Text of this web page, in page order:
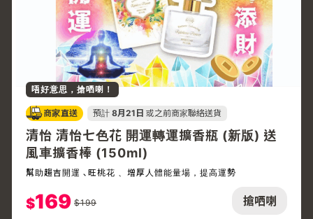
搶哂喇
唔好意思，搶哂喇！
商家直送 預計 8月21日 或之前商家聯絡送貨
清怡 清怡七色花 開運轉運擴香瓶 (新版) 送
風車擴香棒 (150ml)
幫助趨吉開運 ､旺桃花 、增厚人體能量場，提高運勢
$169 $199